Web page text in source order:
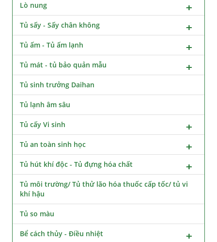
Lò nung
Tủ sấy - Sấy chân không
Tủ ấm - Tủ ấm lạnh
Tủ mát - tủ bảo quản mẫu
Tủ sinh trưởng Daihan
Tủ lạnh âm sâu
Tủ cấy Vi sinh
Tủ an toàn sinh học
Tủ hút khí độc - Tủ đựng hóa chất
Tủ môi trường/ Tủ thử lão hóa thuốc cấp tốc/ tủ vi
khí hậu
Tủ so màu
Bể cách thủy - Điều nhiệt